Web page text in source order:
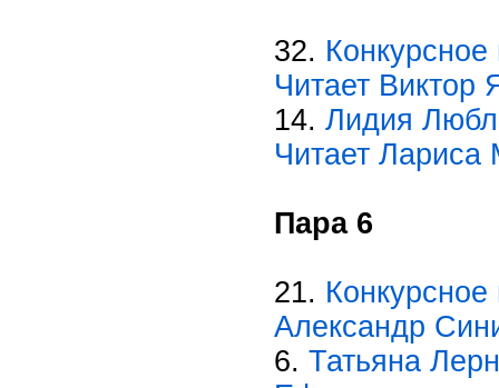
32.
Читает Виктор
14. Лидия
Читает Лариса
Пара 6
21.
Александр
6. Татьяна